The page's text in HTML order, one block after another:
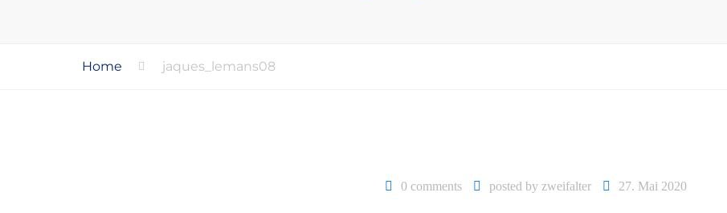
Home jaques_lemans08
0 comments posted by zweifalter 27. Mai 2020